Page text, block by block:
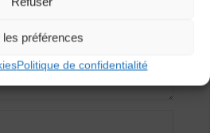
les préférences
Politique de confidentialité